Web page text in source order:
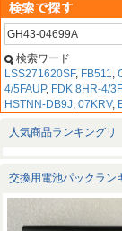
検索ワード
LSS271620SF, FB511,
4/5FAUP, FDK 8HR-4/
HSTNN-DB9J, 07KRV,
人気商品ランキングリ
交換用電池パックラン